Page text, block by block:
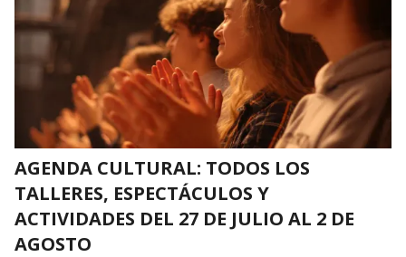
AGENDA CULTURAL: TODOS LOS
TALLERES, ESPECTÁCULOS Y
ACTIVIDADES DEL 27 DE JULIO AL 2 DE
AGOSTO